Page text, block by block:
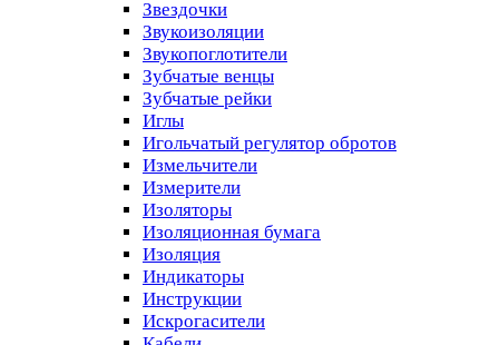
Звездочки
Звукоизоляции
Звукопоглотители
Зубчатые венцы
Зубчатые рейки
Иглы
Игольчатый регулятор обротов
Измельчители
Измерители
Изоляторы
Изоляционная бумага
Изоляция
Индикаторы
Инструкции
Искрогасители